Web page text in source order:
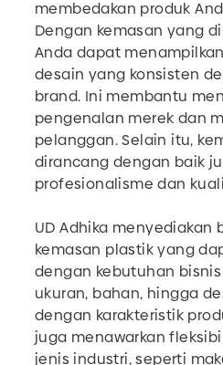
membedakan produk
Dengan kemasan yang
Anda dapat
desain yang konsisten
brand. Ini membantu
pengenalan merek dan
pelanggan. Selain itu,
dirancang dengan baik
profesionalisme dan
UD Adhika menyediakan
kemasan plastik yang
dengan kebutuhan
ukuran, bahan, hingga
dengan karakteristik
juga menawarkan
jenis industri, seperti